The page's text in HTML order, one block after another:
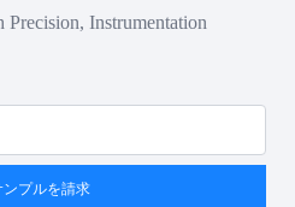
Instrumentation
ンプルを請求